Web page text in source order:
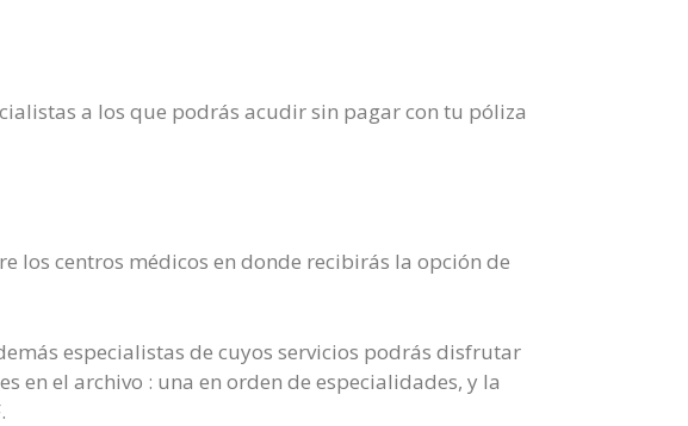
a los que podrás acudir sin pagar con tu póliza
los centros médicos en donde recibirás la opción de
especialistas de cuyos servicios podrás disfrutar
en el archivo : una en orden de especialidades, y la